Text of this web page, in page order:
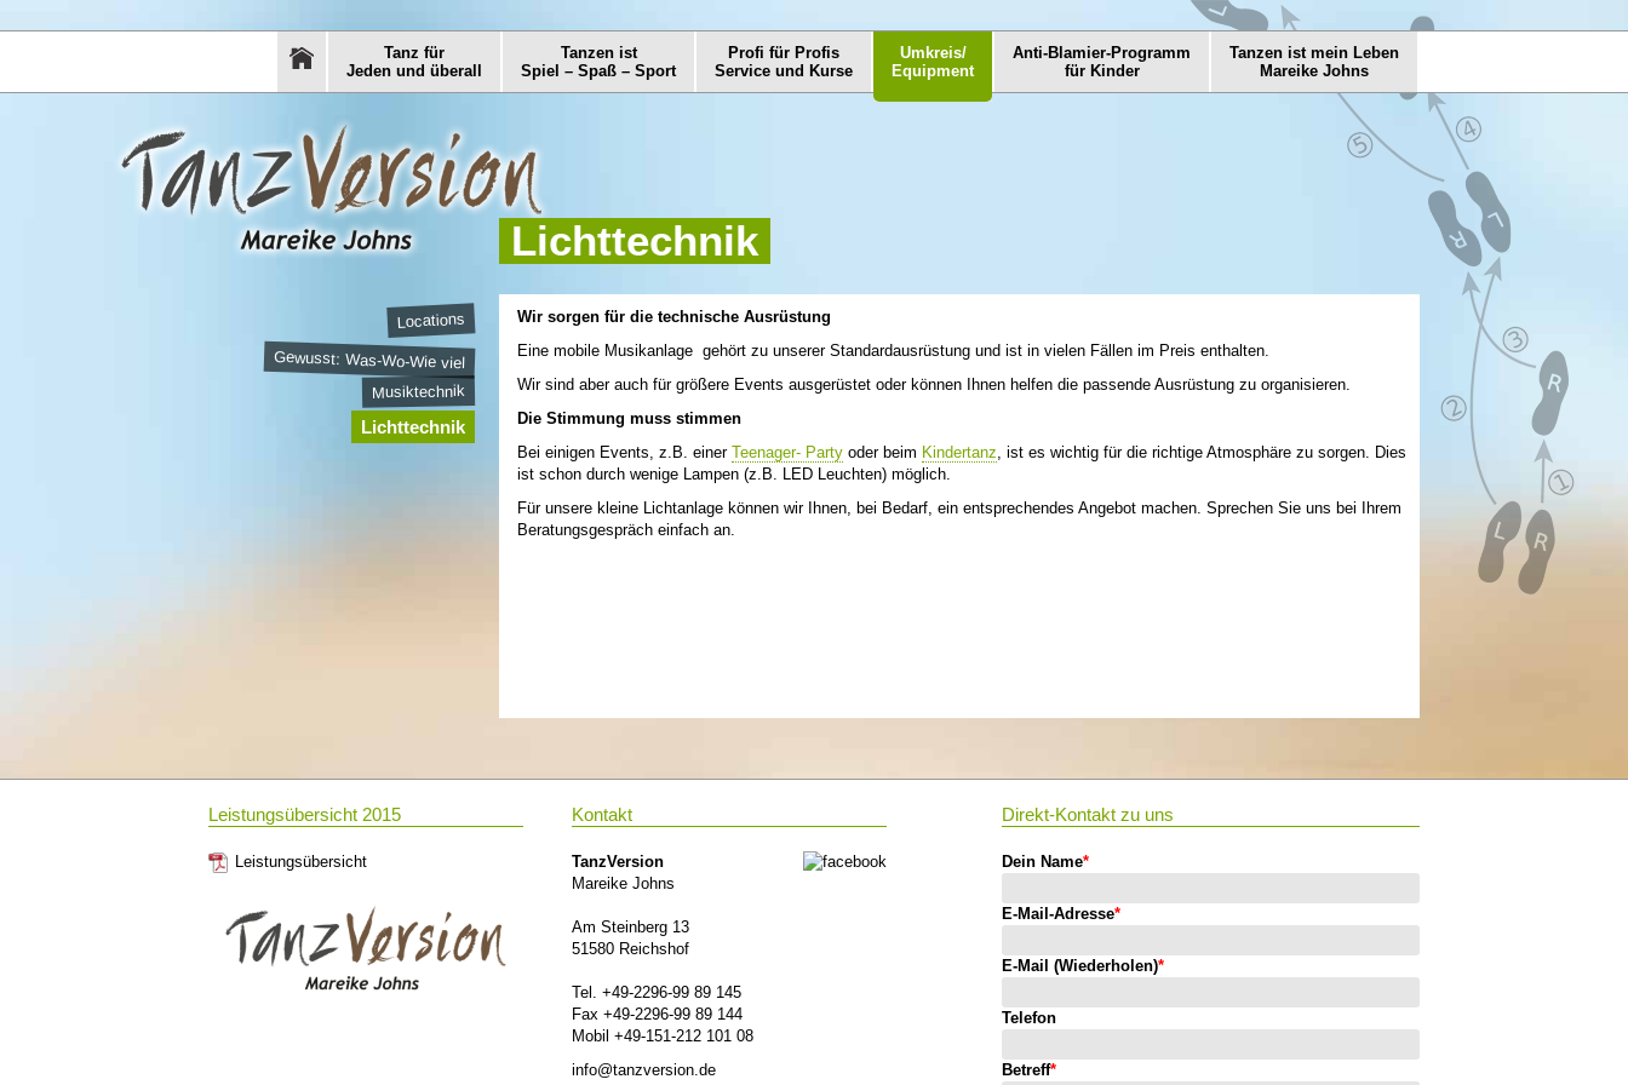
Tanz für
Jeden und überall
Tanzen ist
Spiel – Spaß – Sport
Profi für Profis
Service und Kurse
Umkreis/
Equipment
Anti-Blamier-Programm
für Kinder
Tanzen ist mein Leben
Mareike Johns
Locations
Gewusst: Was-Wo-Wie viel
Musiktechnik
Lichttechnik
Lichttechnik
Wir sorgen für die technische Ausrüstung
Eine mobile Musikanlage gehört zu unserer Standardausrüstung und ist in vielen Fällen im Preis enthalten.
Wir sind aber auch für größere Events ausgerüstet oder können Ihnen helfen die passende Ausrüstung zu organisieren.
Die Stimmung muss stimmen
Bei einigen Events, z.B. einer Teenager- Party oder beim Kindertanz, ist es wichtig für die richtige Atmosphäre zu sorgen. Dies
ist schon durch wenige Lampen (z.B. LED Leuchten) möglich.
Für unsere kleine Lichtanlage können wir Ihnen, bei Bedarf, ein entsprechendes Angebot machen. Sprechen Sie uns bei Ihrem
Beratungsgespräch einfach an.
Leistungsübersicht 2015
Leistungsübersicht
Kontakt
TanzVersion
Mareike Johns
Am Steinberg 13
51580 Reichshof
Tel. +49-2296-99 89 145
Fax +49-2296-99 89 144
Mobil +49-151-212 101 08
info@tanzversion.de
Direkt-Kontakt zu uns
Dein Name*
E-Mail-Adresse*
E-Mail (Wiederholen)*
Telefon
Betreff*